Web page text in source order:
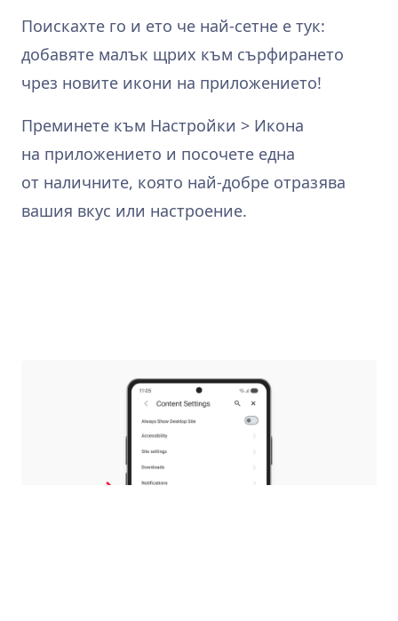
Поискахте го и ето че най-сетне е тук:
добавяте малък щрих към сърфирането
чрез новите икони на приложението!
Преминете към Настройки > Икона
на приложението и посочете една
от наличните, която най-добре отразява
вашия вкус или настроение.